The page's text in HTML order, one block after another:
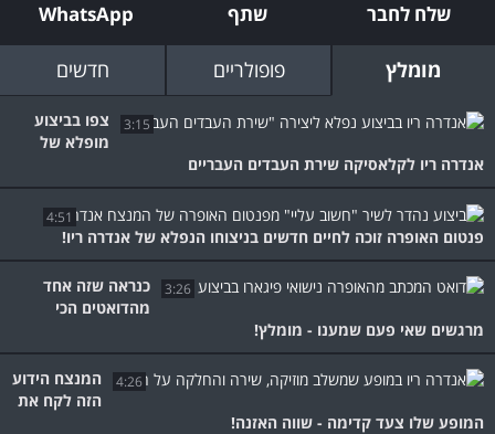
שלח לחבר שתף WhatsApp
מומלץ פופולריים חדשים
3:15
צפו בביצוע
מופלא של
אנדרה ריו לקלאסיקה שירת העבדים העבריים
4:51
פנטום האופרה זוכה לחיים חדשים בניצוחו הנפלא של אנדרה ריו!
3:26
כנראה שזה אחד
מהדואטים הכי
מרגשים שאי פעם שמענו - מומלץ!
4:26
המנצח הידוע
הזה לקח את
המופע שלו צעד קדימה - שווה האזנה!